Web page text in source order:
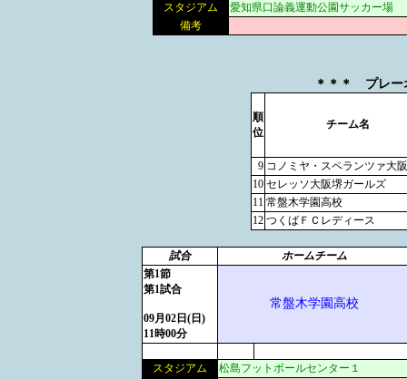
スタジアム
愛知県口論義運動公園サッカー場
備考
＊＊＊ プレー
順
位
チーム名
9 コノミヤ・スペランツァ大
10 セレッソ大阪堺ガールズ
11 常盤木学園高校
12 つくばＦＣレディース
試合
ホームチーム
第1節
第1試合
09月02日(日)
11時00分
常盤木学園高校
スタジアム
松島フットボールセンター１